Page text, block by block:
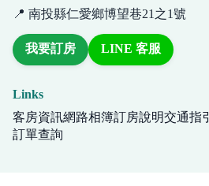
📍 南投縣仁愛鄉博望巷21之1號
我要訂房 LINE 客服
Links
客房資訊網路相簿訂房說明交通指引
訂單查詢